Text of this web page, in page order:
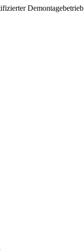
Demontagebetrieb